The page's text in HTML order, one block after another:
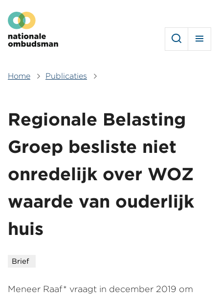
en
naar
de
gaan
Hoofdmenu
Home Publicaties
Regionale Belasting
Groep besliste niet
onredelijk over WOZ
waarde van ouderlijk
huis
Brief
Meneer Raaf* vraagt in december 2019 om